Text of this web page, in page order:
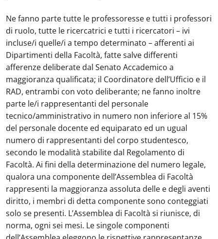
Ne fanno parte tutte le professoresse e tutti i professori
di ruolo, tutte le ricercatrici e tutti i ricercatori – ivi
incluse/i quelle/i a tempo determinato – afferenti ai
Dipartimenti della Facoltà, fatte salve differenti
afferenze deliberate dal Senato Accademico a
maggioranza qualificata; il Coordinatore dell’Ufficio e il
RAD, entrambi con voto deliberante; ne fanno inoltre
parte le/i rappresentanti del personale
tecnico/amministrativo in numero non inferiore al 15%
del personale docente ed equiparato ed un ugual
numero di rappresentanti del corpo studentesco,
secondo le modalità stabilite dal Regolamento di
Facoltà. Ai fini della determinazione del numero legale,
qualora una componente dell’Assemblea di Facoltà
rappresenti la maggioranza assoluta delle e degli aventi
diritto, i membri di detta componente sono conteggiati
solo se presenti. L’Assemblea di Facoltà si riunisce, di
norma, ogni sei mesi. Le singole componenti